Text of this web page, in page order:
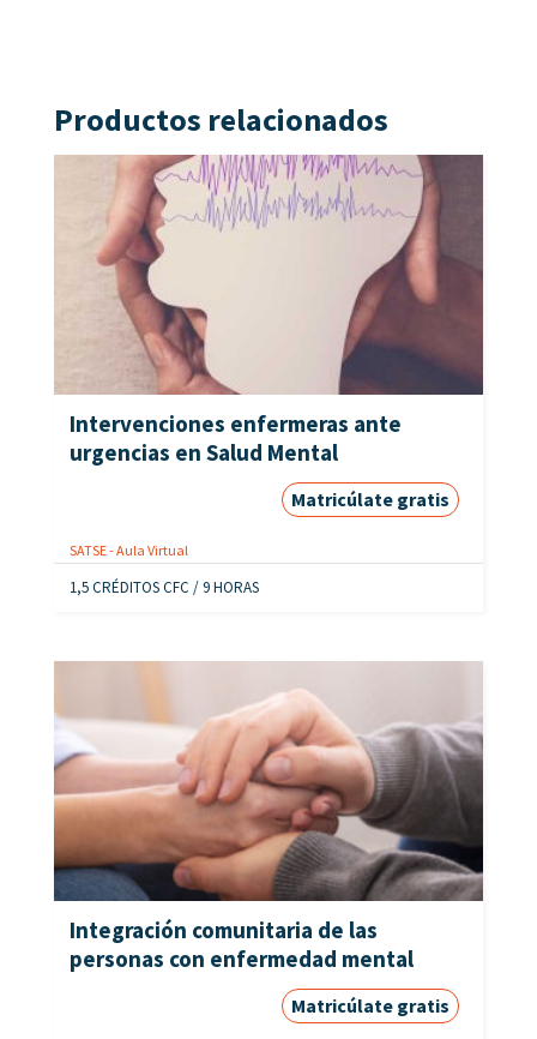
Productos relacionados
Intervenciones enfermeras ante
urgencias en Salud Mental
Matricúlate gratis
SATSE - Aula Virtual
1,5 CRÉDITOS CFC / 9 HORAS
Integración comunitaria de las
personas con enfermedad mental
Matricúlate gratis